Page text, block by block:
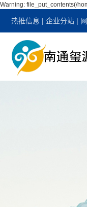
Warning: file_put_contents(/
热推信息 | 企业分站 |